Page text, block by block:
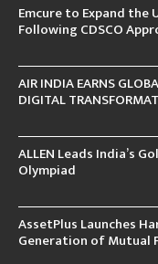
Emcure to Expand
Following CDSCO
AIR INDIA EARNS
DIGITAL
ALLEN Leads India’s
Olympiad
AssetPlus Launches
Generation of Mutual